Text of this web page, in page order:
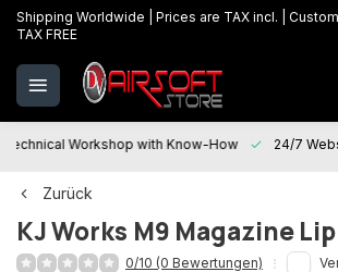
Shipping Worldwide | Prices are TAX incl. |
TAX FREE
Technical Workshop with Know-How 24/7
Zurück
KJ Works M9 Magazine Lip
0/10 (0 Bewertungen)